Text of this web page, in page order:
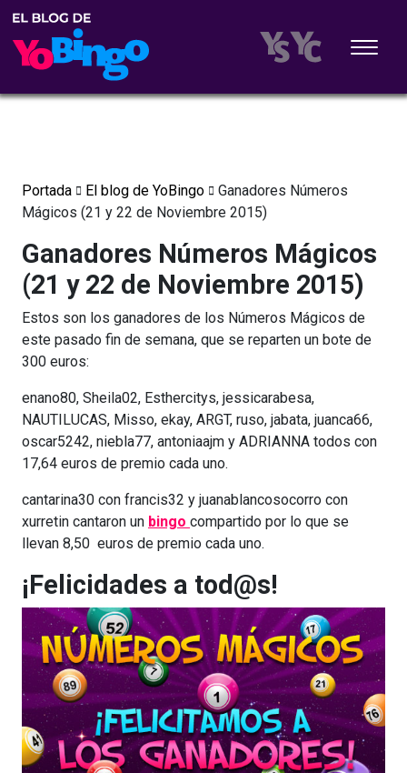
Portada El blog de YoBingo
Ganadores Números
Mágicos (21 y 22 de Noviembre 2015)
Ganadores Números Mágicos
(21 y 22 de Noviembre 2015)
Estos son los ganadores de los Números Mágicos de
este pasado fin de semana, que se reparten un bote de
300 euros:
enano80, Sheila02, Esthercitys, jessicarabesa,
NAUTILUCAS, Misso, ekay, ARGT, ruso, jabata, juanca66,
oscar5242, niebla77, antoniaajm y ADRIANNA todos con
17,64 euros de premio cada uno.
cantarina30 con francis32 y juanablancosocorro con
xurretin cantaron un bingo compartido por lo que se
llevan 8,50 euros de premio cada uno.
¡Felicidades a tod@s!